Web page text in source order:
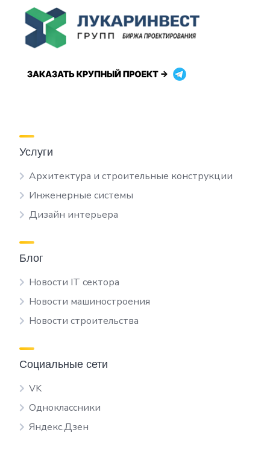
Услуги
Архитектура и строительные конструкции
Инженерные системы
Дизайн интерьера
Блог
Новости IT сектора
Новости машиностроения
Новости строительства
Социальные сети
VK
Одноклассники
Яндекс.Дзен